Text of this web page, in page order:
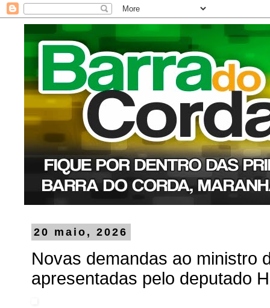
20 maio, 2026
Novas demandas ao ministro
apresentadas pelo deputado